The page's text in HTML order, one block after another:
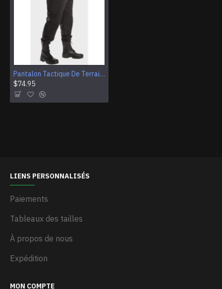
Pantalon Tactique De Terrain Noir Overexposure En Satin Peresvet M 435
$74.95
LIENS PERSONNALISÉS
Paiements
Tableaux des tailles
À propos de nous
Expédition
MON COMPTE